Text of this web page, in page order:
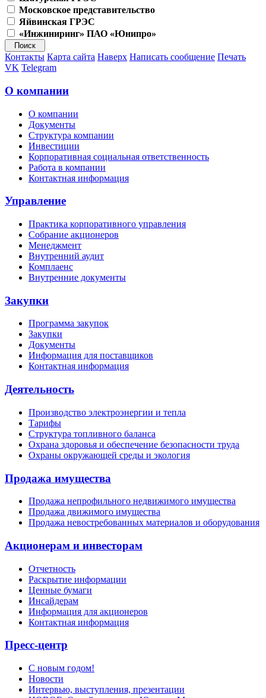
Московское представительство
Яйвинская ГРЭС
«Инжиниринг» ПАО «Юнипро»
Контакты Карта сайта Наверх Написать сообщение Печать
VK Telegram
О компании
О компании
Документы
Структура компании
Инвестиции
Корпоративная социальная ответственность
Работа в компании
Контактная информация
Управление
Практика корпоративного управления
Собрание акционеров
Менеджмент
Внутренний аудит
Комплаенс
Внутренние документы
Закупки
Программа закупок
Закупки
Документы
Информация для поставщиков
Контактная информация
Деятельность
Производство электроэнергии и тепла
Тарифы
Структура топливного баланса
Охрана здоровья и обеспечение безопасности труда
Охраны окружающей среды и экология
Продажа имущества
Продажа непрофильного недвижимого имущества
Продажа движимого имущества
Продажа невостребованных материалов и оборудования
Акционерам и инвесторам
Отчетность
Раскрытие информации
Ценные бумаги
Инсайдерам
Информация для акционеров
Контактная информация
Пресс-центр
С новым годом!
Новости
Интервью, выступления, презентации